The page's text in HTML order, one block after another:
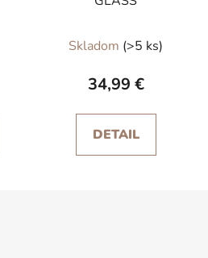
Skladom (>5 ks)
34,99 €
DETAIL